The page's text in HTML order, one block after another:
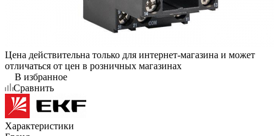
Цена действительна только для интернет-магазина и может
отличаться от цен в розничных магазинах
В избранное
Сравнить
Характеристики